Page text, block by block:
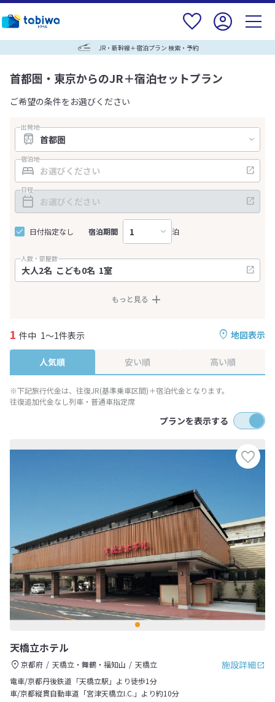
JR・新幹線＋宿泊プラン 検索・予約
首都圏・東京からのJR＋宿泊セットプラン
ご希望の条件をお選びください
出発地
宿泊地
日程
日付指定なし 宿泊期間 泊
人数・部屋数
もっと見る
地図表示
1 件中 1～1件表示
人気順 安い順 高い順
※下記旅行代金は、往復JR(基準乗車区間)＋宿泊代金となります。
往復追加代金なし列車・普通車指定席
プランを表示する
天橋立ホテル
施設詳細
京都府 天橋立・舞鶴・福知山
天橋立
電車/京都丹後鉄道「天橋立駅」より徒歩1分
車/京都縦貫自動車道「宮津天橋立I.C.」より約10分